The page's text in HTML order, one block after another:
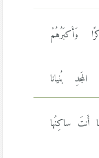
وَأَكبَرُهُمْ
بُنيانا
ساكِنُها